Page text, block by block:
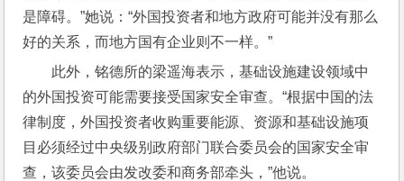
是障碍。”她说：“外国投资者和地方政府可能并没有那么
好的关系，而地方国有企业则不一样。”
此外，铭德所的梁遥海表示，基础设施建设领域中
的外国投资可能需要接受国家安全审查。“根据中国的法
律制度，外国投资者收购重要能源、资源和基础设施项
目必须经过中央级别政府部门联合委员会的国家安全审
查，该委员会由发改委和商务部牵头，”他说。